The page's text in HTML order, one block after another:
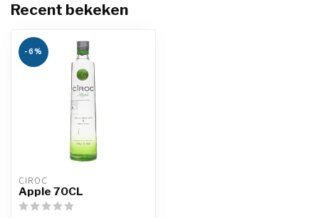
Recent bekeken
-6%
CIROC
Apple 70CL